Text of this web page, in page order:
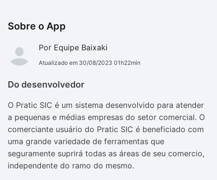
Sobre o App
Por Equipe Baixaki
Atualizado em 30/08/2023 01h22min
Do desenvolvedor
O Pratic SIC é um sistema desenvolvido para atender
a pequenas e médias empresas do setor comercial. O
comerciante usuário do Pratic SIC é beneficiado com
uma grande variedade de ferramentas que
seguramente suprirá todas as áreas de seu comercio,
independente do ramo do mesmo.